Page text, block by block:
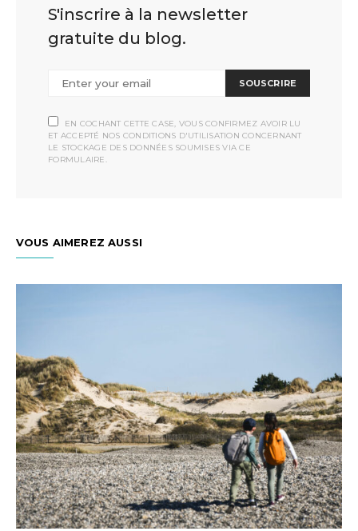
S'inscrire à la newsletter
gratuite du blog.
SOUSCRIRE
EN COCHANT CETTE CASE, VOUS CONFIRMEZ AVOIR LU
ET ACCEPTÉ NOS CONDITIONS D'UTILISATION CONCERNANT
LE STOCKAGE DES DONNÉES SOUMISES VIA CE
FORMULAIRE.
VOUS AIMEREZ AUSSI